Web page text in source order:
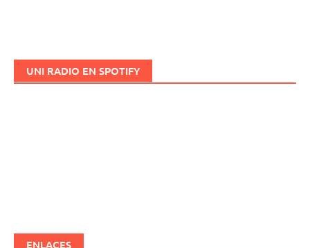
UNI RADIO EN SPOTIFY
ENLACES